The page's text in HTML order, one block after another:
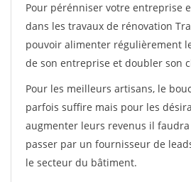
Pour pérénniser votre entreprise
dans les travaux de rénovation
pouvoir alimenter régulièrement
de son entreprise et doubler son
Pour les meilleurs artisans, le
parfois suffire mais pour les
augmenter leurs revenus il
passer par un fournisseur de
le secteur du bâtiment.